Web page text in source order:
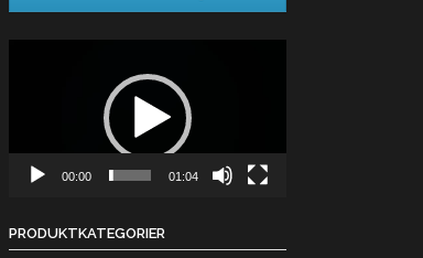
00:00 01:04
PRODUKTKATEGORIER